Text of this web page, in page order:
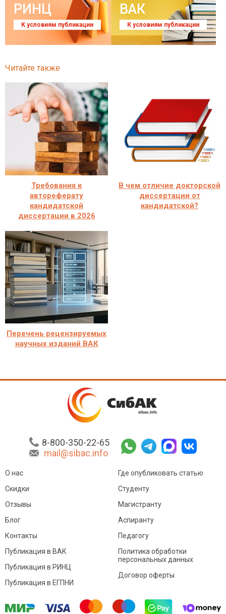
РИНЦ
К условиям публикации
ВАК
К условиям публикации
Читайте также
Требования к
автореферату
кандидатской
диссертации в 2026
В чем отличие докторской
диссертации от
кандидатской?
Перечень рецензируемых
научных изданий ВАК
8-800-350-22-65
mail@sibac.info
О нас
Скидки
Отзывы
Блог
Контакты
Где опубликовать статью
Студенту
Магистранту
Аспиранту
Педагогу
Публикация в ВАК
Публикация в РИНЦ
Публикация в ЕГПНИ
Политика обработки
персональных данных
Договор оферты